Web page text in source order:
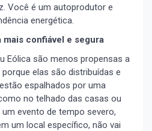
Você é um autoprodutor e
energética.
mais confiável e segura
Eólica são menos propensas a
elas são distribuídas e
espalhados por uma
no telhado das casas ou
evento de tempo severo,
um local específico, não vai